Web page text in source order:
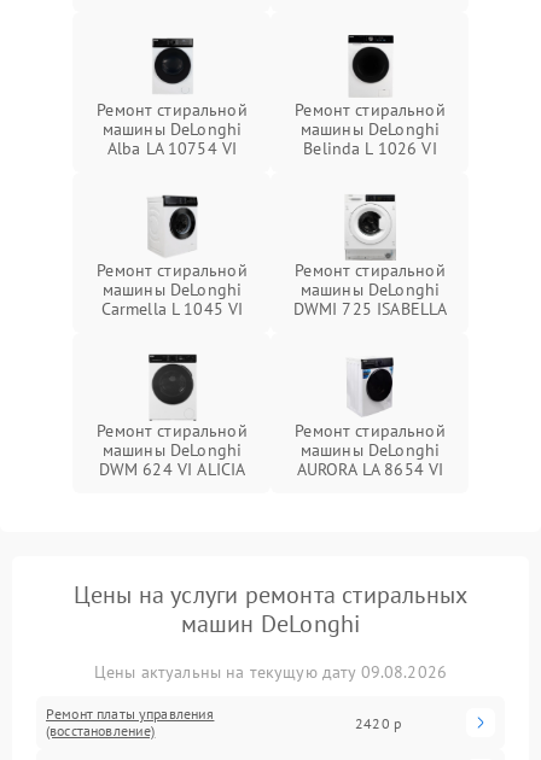
Ремонт стиральной
машины DeLonghi
Alba LA 10754 VI
Ремонт стиральной
машины DeLonghi
Belinda L 1026 VI
Ремонт стиральной
машины DeLonghi
Carmella L 1045 VI
Ремонт стиральной
машины DeLonghi
DWMI 725 ISABELLA
Ремонт стиральной
машины DeLonghi
DWM 624 VI ALICIA
Ремонт стиральной
машины DeLonghi
AURORA LA 8654 VI
Цены на услуги ремонта стиральных
машин DeLonghi
Цены актуальны на текущую дату 09.08.2026
Ремонт платы управления
(восстановление)
2420 р